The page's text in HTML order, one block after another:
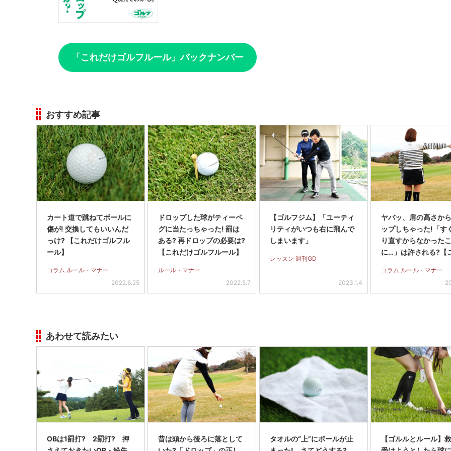
「これだけゴルフルール」バックナンバー
おすすめ記事
カート道で跳ねてボールに
傷が! 交換してもいいんだ
っけ? 【これだけゴルフル
ール】
コラム ルール・マナー
2022.6.25
ドロップした球がティーペ
グに当たっちゃった! 罰は
ある? 再ドロップの必要は?
【これだけゴルフルール】
ルール・マナー
2022.5.7
【ゴルフジム】「ユーティ
リティがいつも右に飛んで
しまいます」
レッスン 週刊GD
2023.1.4
ヤバッ、肩の高さか
ップしちゃった!「す
り直すからなかった
に…」は許される?【
コラム ルール・マナー
あわせて読みたい
OBは1罰打? 2罰打? 押
昔は頭から後ろに落として
タオルの“上”にボールが止
【ゴルルとルール】